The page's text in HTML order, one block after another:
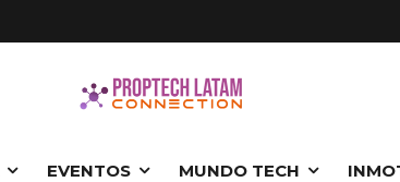
EVENTOS MUNDO TECH